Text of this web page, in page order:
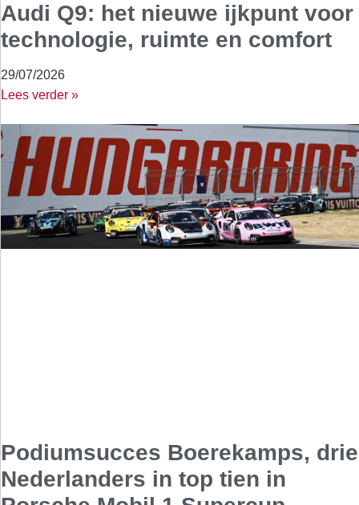
Audi Q9: het nieuwe ijkpunt voor
technologie, ruimte en comfort
29/07/2026
Lees verder »
Podiumsucces Boerekamps, drie
Nederlanders in top tien in